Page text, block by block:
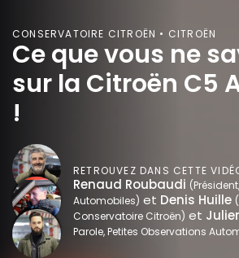
CONSERVATOIRE CITROËN • CITROËN
Ce que vous ne
sur la Citroën C5
!
RETROUVEZ DANS CETTE
Renaud Roubaudi
Automobiles) et Denis Huille
Conservatoire Citroën) et
Parole, Petites Observations